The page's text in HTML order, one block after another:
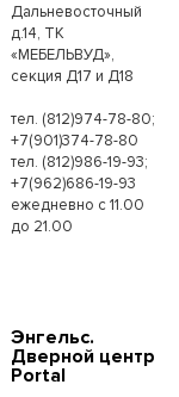
Дальневосточный
д.14, ТК
«МЕБЕЛЬВУД»,
секция Д17 и Д18
тел. (812)974-78-80;
+7(901)374-78-80
тел. (812)986-19-93;
+7(962)686-19-93
ежедневно с 11.00
до 21.00
Энгельс.
Дверной центр
Portal